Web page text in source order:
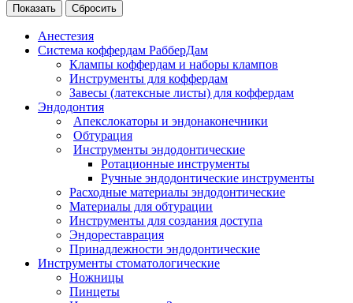
Сбросить
Анестезия
Система коффердам РабберДам
Клампы коффердам и наборы клампов
Инструменты для коффердам
Завесы (латексные листы) для коффердам
Эндодонтия
Апекслокаторы и эндонаконечники
Обтурация
Инструменты эндодонтические
Ротационные инструменты
Ручные эндодонтические инструменты
Расходные материалы эндодонтические
Материалы для обтурации
Инструменты для создания доступа
Эндореставрация
Принадлежности эндодонтические
Инструменты стоматологические
Ножницы
Пинцеты